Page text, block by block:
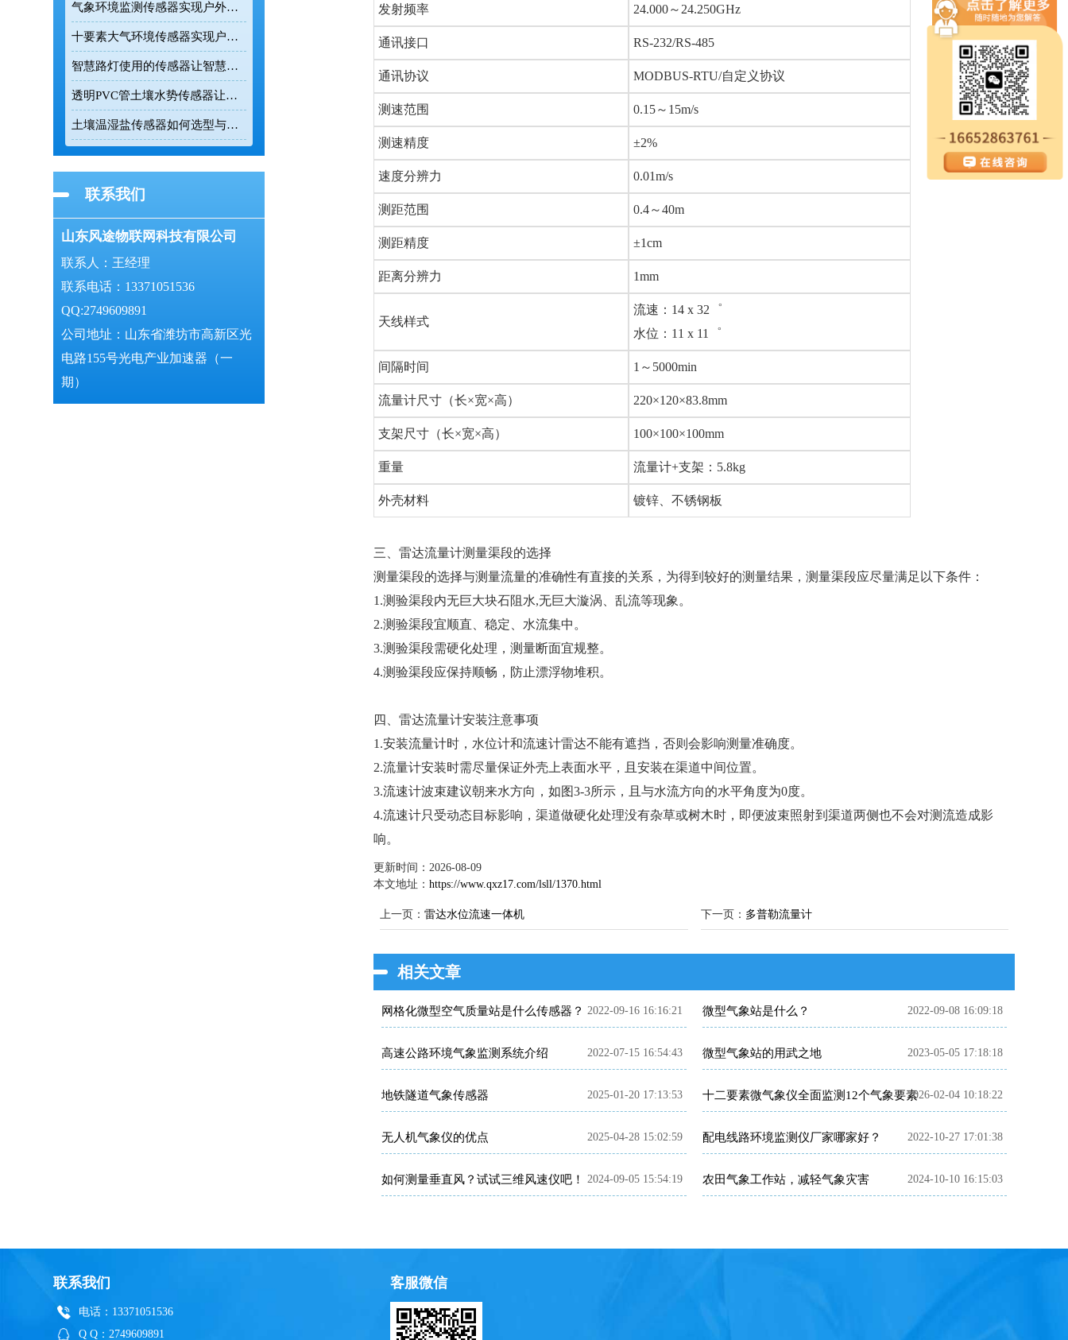
气象环境监测传感器实现户外气象参数全天候在线监测
十要素大气环境传感器实现户外气象24小时连续监测
智慧路灯使用的传感器让智慧路灯成为城市环境监测的前端节点
透明PVC管土壤水势传感器让农业灌溉更精准
土壤温湿盐传感器如何选型与正确安装
联系我们
山东风途物联网科技有限公司
联系人：王经理
联系电话：13371051536
QQ:2749609891
公司地址：山东省潍坊市高新区光
电路155号光电产业加速器（一
期）
发射频率 24.000～24.250GHz
通讯接口 RS-232/RS-485
通讯协议 MODBUS-RTU/自定义协议
测速范围 0.15～15m/s
测速精度 ±2%
速度分辨力 0.01m/s
测距范围 0.4～40m
测距精度 ±1cm
距离分辨力 1mm
天线样式
流速：14 x 32゜
水位：11 x 11゜
间隔时间 1～5000min
流量计尺寸（长×宽×高） 220×120×83.8mm
支架尺寸（长×宽×高） 100×100×100mm
重量 流量计+支架：5.8kg
外壳材料 镀锌、不锈钢板
三、雷达流量计测量渠段的选择
测量渠段的选择与测量流量的准确性有直接的关系，为得到较好的测量结果，测量渠段应尽量满足以下条件：
1.测验渠段内无巨大块石阻水,无巨大漩涡、乱流等现象。
2.测验渠段宜顺直、稳定、水流集中。
3.测验渠段需硬化处理，测量断面宜规整。
4.测验渠段应保持顺畅，防止漂浮物堆积。
四、雷达流量计安装注意事项
1.安装流量计时，水位计和流速计雷达不能有遮挡，否则会影响测量准确度。
2.流量计安装时需尽量保证外壳上表面水平，且安装在渠道中间位置。
3.流速计波束建议朝来水方向，如图3-3所示，且与水流方向的水平角度为0度。
4.流速计只受动态目标影响，渠道做硬化处理没有杂草或树木时，即便波束照射到渠道两侧也不会对测流造成影
响。
更新时间：2026-08-09
本文地址：https://www.qxz17.com/lsll/1370.html
上一页：雷达水位流速一体机 下一页： 多普勒流量计
相关文章
网格化微型空气质量站是什么传感器？ 2022-09-16 16:16:21 微型气象站是什么？ 2022-09-08 16:09:18
高速公路环境气象监测系统介绍 2022-07-15 16:54:43 微型气象站的用武之地 2023-05-05 17:18:18
地铁隧道气象传感器 2025-01-20 17:13:53 十二要素微气象仪全面监测12个气象要素2026-02-04 10:18:22
无人机气象仪的优点 2025-04-28 15:02:59 配电线路环境监测仪厂家哪家好？ 2022-10-27 17:01:38
如何测量垂直风？试试三维风速仪吧！ 2024-09-05 15:54:19 农田气象工作站，减轻气象灾害 2024-10-10 16:15:03
联系我们
电话：13371051536
Q Q：2749609891
客服微信